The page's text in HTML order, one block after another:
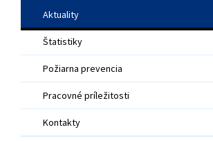
Aktuality
Štatistiky
Požiarna prevencia
Pracovné príležitosti
Kontakty